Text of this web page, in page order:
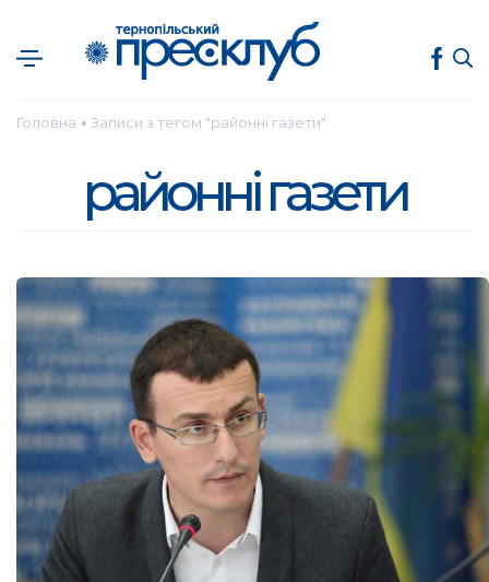
Головна ● Записи з тегом "районні газети"
районні газети